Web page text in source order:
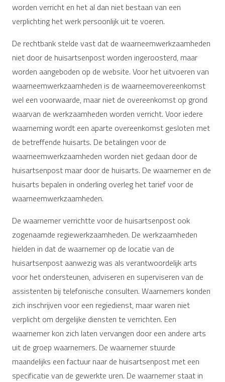
worden verricht en het al dan niet bestaan van een
verplichting het werk persoonlijk uit te voeren.
De rechtbank stelde vast dat de waarneemwerkzaamheden
niet door de huisartsenpost worden ingeroosterd, maar
worden aangeboden op de website. Voor het uitvoeren van
waarneemwerkzaamheden is de waarneemovereenkomst
wel een voorwaarde, maar niet de overeenkomst op grond
waarvan de werkzaamheden worden verricht. Voor iedere
waarneming wordt een aparte overeenkomst gesloten met
de betreffende huisarts. De betalingen voor de
waarneemwerkzaamheden worden niet gedaan door de
huisartsenpost maar door de huisarts. De waarnemer en de
huisarts bepalen in onderling overleg het tarief voor de
waarneemwerkzaamheden.
De waarnemer verrichtte voor de huisartsenpost ook
zogenaamde regiewerkzaamheden. De werkzaamheden
hielden in dat de waarnemer op de locatie van de
huisartsenpost aanwezig was als verantwoordelijk arts
voor het ondersteunen, adviseren en superviseren van de
assistenten bij telefonische consulten. Waarnemers konden
zich inschrijven voor een regiedienst, maar waren niet
verplicht om dergelijke diensten te verrichten. Een
waarnemer kon zich laten vervangen door een andere arts
uit de groep waarnemers. De waarnemer stuurde
maandelijks een factuur naar de huisartsenpost met een
specificatie van de gewerkte uren. De waarnemer staat in